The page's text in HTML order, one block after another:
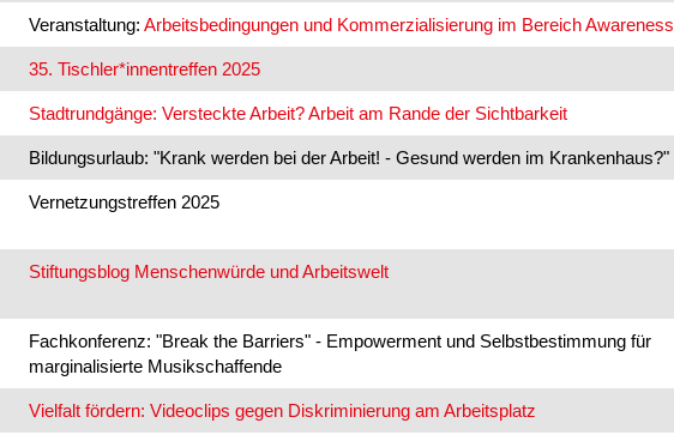
Veranstaltung: Arbeitsbedingungen und Kommerzialisierung im Bereich Awareness
35. Tischler*innentreffen 2025
Stadtrundgänge: Versteckte Arbeit? Arbeit am Rande der Sichtbarkeit
Bildungsurlaub: "Krank werden bei der Arbeit! - Gesund werden im Krankenhaus?"
Vernetzungstreffen 2025
Stiftungsblog Menschenwürde und Arbeitswelt
Fachkonferenz: "Break the Barriers" - Empowerment und Selbstbestimmung für
marginalisierte Musikschaffende
Vielfalt fördern: Videoclips gegen Diskriminierung am Arbeitsplatz